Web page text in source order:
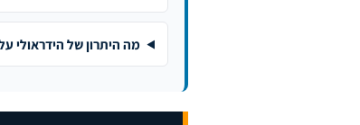
מה היתרון של הידראולי